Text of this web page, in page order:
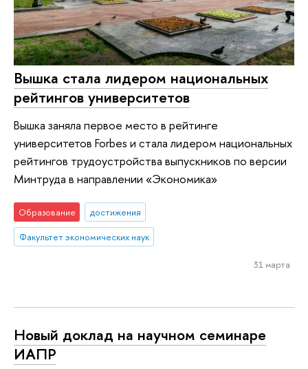
Вышка стала лидером национальных
рейтингов университетов
Вышка заняла первое место в рейтинге
университетов Forbes и стала лидером национальных
рейтингов трудоустройства выпускников по версии
Минтруда в направлении «Экономика»
Образование
достижения
Факультет экономических наук
31 марта
Новый доклад на научном семинаре
ИАПР